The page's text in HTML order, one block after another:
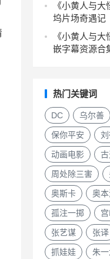
《小黄人与
坞片场奇遇记
《小黄人与
嵌字幕资源合
热门关键词
DC 乌尔善
保你平安
动画电影
周处除三害
奥斯卡 奥
孤注一掷
张艺谋 张译
抓娃娃 朱